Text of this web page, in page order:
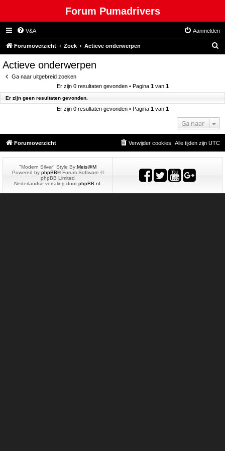
Forum Pumadrivers
V&A Aanmelden
Forumoverzicht Zoek Actieve onderwerpen
Actieve onderwerpen
Ga naar uitgebreid zoeken
Er zijn 0 resultaten gevonden • Pagina 1van 1
Er zijn geen resultaten gevonden.
Er zijn 0 resultaten gevonden • Pagina 1van 1
Ga naar
Forumoverzicht Alle tijden zijn UTC
Verwijder cookies
"Modern Silver" Style By:Meis@M
Powered by phpBB® Forum Software ©
phpBB Limited
Nederlandse vertaling doorphpBB.nl